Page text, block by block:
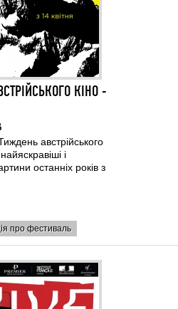
КІНО -
австрійського
і
останніх років з
про фестиваль